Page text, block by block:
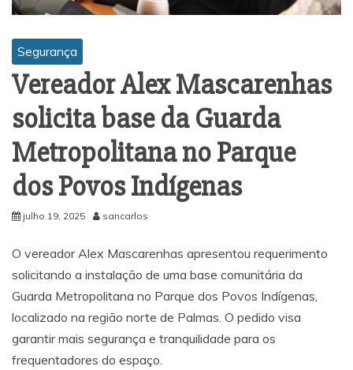
Segurança
Vereador Alex Mascarenhas
solicita base da Guarda
Metropolitana no Parque
dos Povos Indígenas
julho 19, 2025 sancarlos
O vereador Alex Mascarenhas apresentou requerimento
solicitando a instalação de uma base comunitária da
Guarda Metropolitana no Parque dos Povos Indígenas,
localizado na região norte de Palmas. O pedido visa
garantir mais segurança e tranquilidade para os
frequentadores do espaço.